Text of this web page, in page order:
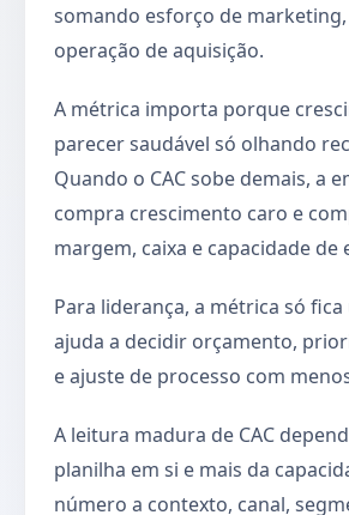
somando esforço de marketing,
operação de aquisição.
A métrica importa porque
parecer saudável só olhando
Quando o CAC sobe demais, a
compra crescimento caro e
margem, caixa e capacidade de
Para liderança, a métrica só
ajuda a decidir orçamento,
e ajuste de processo com
A leitura madura de CAC
planilha em si e mais da
número a contexto, canal,